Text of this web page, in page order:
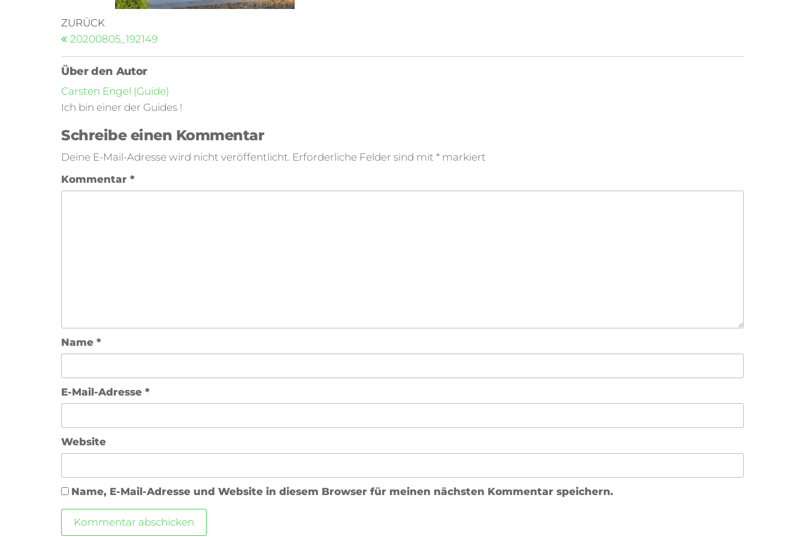
ZURÜCK
20200805_192149
Über den Autor
Carsten Engel (Guide)
Ich bin einer der Guides !
Schreibe einen Kommentar
Deine E-Mail-Adresse wird nicht veröffentlicht. Erforderliche Felder sind mit * markiert
Kommentar *
Name *
E-Mail-Adresse *
Website
Name, E-Mail-Adresse und Website in diesem Browser für meinen nächsten Kommentar speichern.